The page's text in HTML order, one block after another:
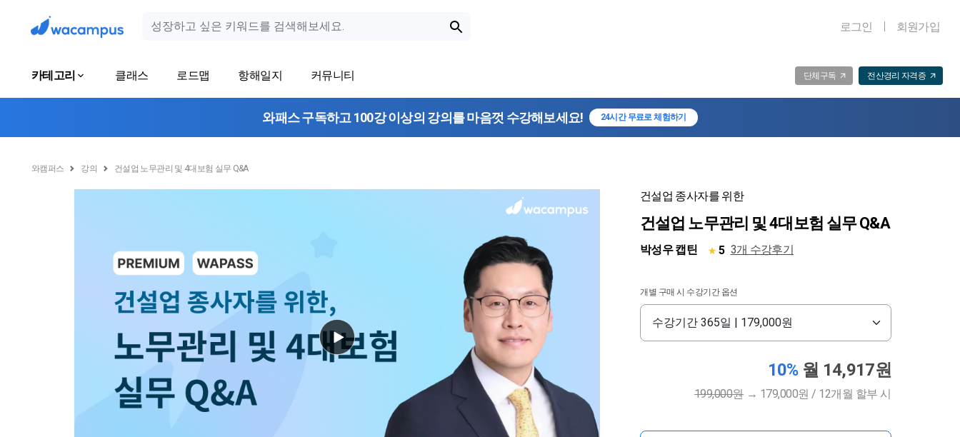
로그인 회원가입
카테고리 클래스 로드맵 항해일지 커뮤니티 단체구독 전산경리 자격증
와패스 구독하고 100강 이상의 강의를 마음껏 수강해보세요! 24시간 무료로 체험하기
와캠퍼스 강의 건설업 노무관리 및 4대보험 실무 Q&A
건설업 종사자를 위한
건설업 노무관리 및 4대보험 실무 Q&A
박성우 캡틴 5 3개 수강후기
개별 구매 시 수강기간 옵션
10% 월 14,917원
199,000원 → 179,000원 / 12개월 할부 시